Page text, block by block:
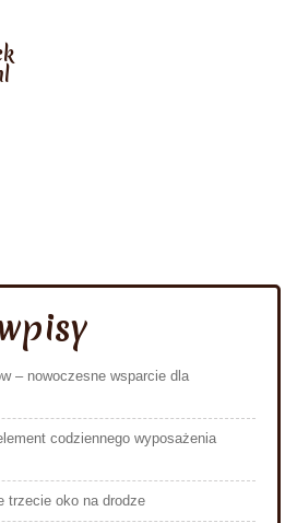
– nowoczesne wsparcie dla
codziennego wyposażenia
trzecie oko na drodze